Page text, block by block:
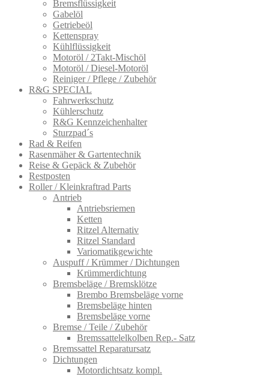
Bremsflüssigkeit
Gabelöl
Getriebeöl
Kettenspray
Kühlflüssigkeit
Motoröl / 2Takt-Mischöl
Motoröl / Diesel-Motoröl
Reiniger / Pflege / Zubehör
R&G SPECIAL
Fahrwerkschutz
Kühlerschutz
R&G Kennzeichenhalter
Sturzpad´s
Rad & Reifen
Rasenmäher & Gartentechnik
Reise & Gepäck & Zubehör
Restposten
Roller / Kleinkraftrad Parts
Antrieb
Antriebsriemen
Ketten
Ritzel Alternativ
Ritzel Standard
Variomatikgewichte
Auspuff / Krümmer / Dichtungen
Krümmerdichtung
Bremsbeläge / Bremsklötze
Brembo Bremsbeläge vorne
Bremsbeläge hinten
Bremsbeläge vorne
Bremse / Teile / Zubehör
Bremssattelelkolben Rep.- Satz
Bremssattel Reparatursatz
Dichtungen
Motordichtsatz kompl.